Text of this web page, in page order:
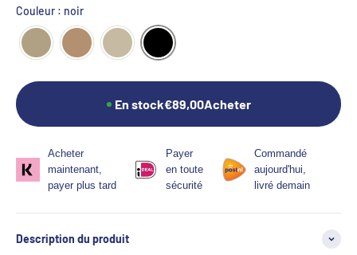
Couleur : noir
En stock€89,00Acheter
Acheter
maintenant,
payer plus tard
Payer
en toute
sécurité
Commandé
aujourd'hui,
livré demain
Description du produit